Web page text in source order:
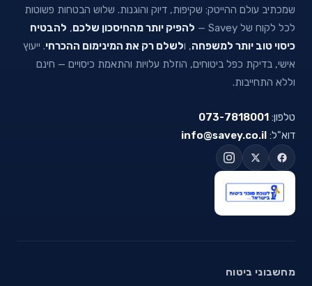
שמכתיב עולם ההייטק: שקיפות, דיוק והוגנות. שלוש הבטחות פשוטות
לכל לקוח של Savey —
להפיק יותר מהחיסכון שלכם, להבטיח
כיסוי טוב יותר למשפחה, ולשלם רק את המינימום ההכרחי. ייעוץ
אישי, בדיקת כפל ביטוחים, הוזלת עלויות והתאמת כיסויים — חינם
וללא התחייבות.
טלפון: 073-7818001
דוא"ל: info@savey.co.il
מחשבוני ביטוח